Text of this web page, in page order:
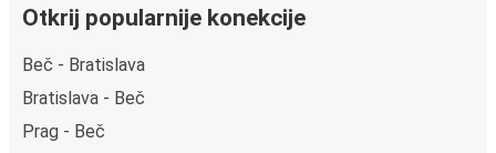
Otkrij popularnije konekcije
Beč - Bratislava
Bratislava - Beč
Prag - Beč